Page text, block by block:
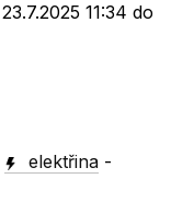
11:34 do
elektřina -